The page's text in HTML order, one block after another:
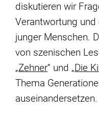
diskutieren wir
Verantwortung
junger Menschen.
von szenischen
„Zehner“ und „Die
Thema
auseinandersetzen.